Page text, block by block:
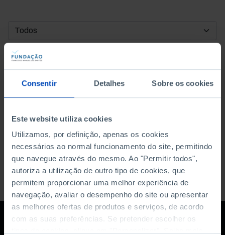
Consentir Detalhes Sobre os cookies
Este website utiliza cookies
Utilizamos, por definição, apenas os cookies
necessários ao normal funcionamento do site, permitindo
que navegue através do mesmo. Ao "Permitir todos",
autoriza a utilização de outro tipo de cookies, que
permitem proporcionar uma melhor experiência de
navegação, avaliar o desempenho do site ou apresentar
as melhores ofertas de produtos e serviços, de acordo
com as suas preferências. Se pretender escolher os
DATA DE INÍCIO
DATA DE FIM